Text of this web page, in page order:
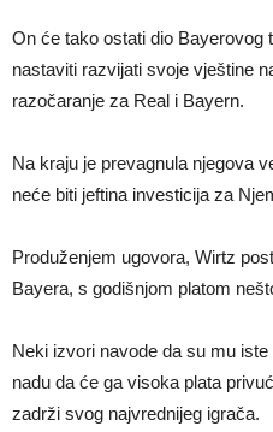
On će tako ostati dio Bayerovog
nastaviti razvijati svoje vještine
razočaranje za Real i Bayern.
Na kraju je prevagnula njegova
neće biti jeftina investicija za
Produženjem ugovora, Wirtz
Bayera, s godišnjom platom
Neki izvori navode da su mu
nadu da će ga visoka plata
zadrži svog najvrednijeg igrača.